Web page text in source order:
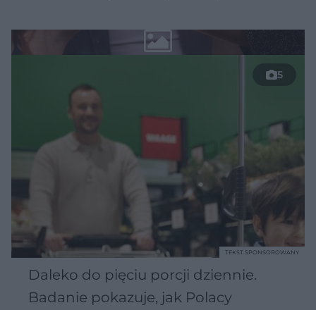
5
Daleko do pięciu porcji dziennie.
Badanie pokazuje, jak Polacy
TEKST SPONSOROWANY